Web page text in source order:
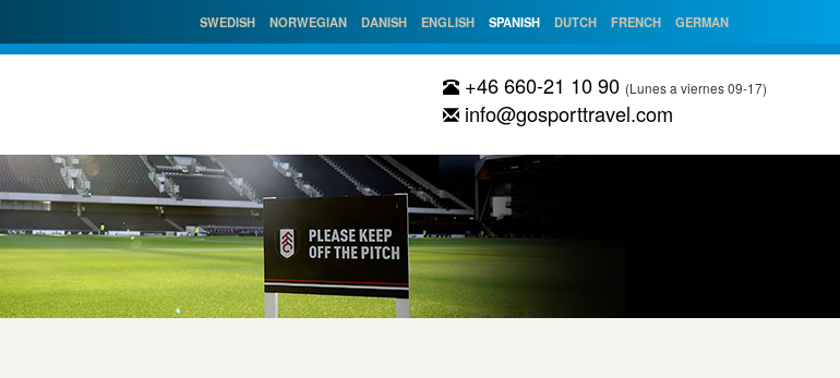
SWEDISH NORWEGIAN DANISH ENGLISH SPANISH DUTCH FRENCH GERMAN
+46 660-21 10 90 (Lunes a viernes 09-17)
info@gosporttravel.com